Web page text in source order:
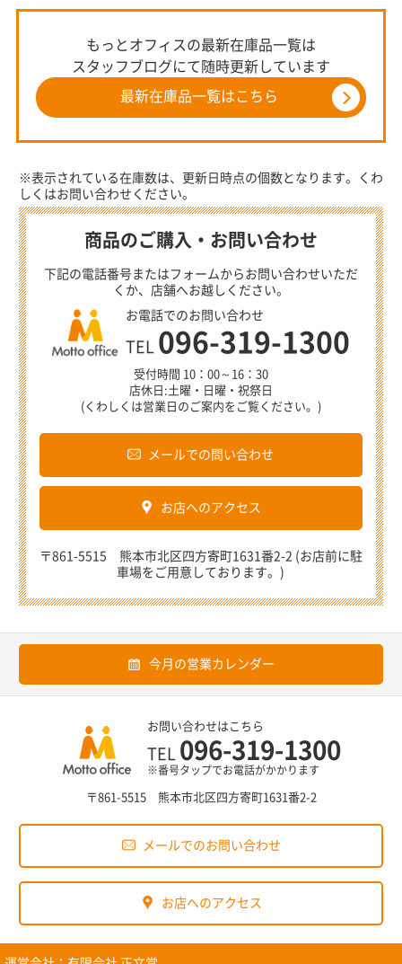
もっとオフィスの最新在庫品一覧は
スタッフブログにて随時更新しています
最新在庫品一覧はこちら
※表示されている在庫数は、更新日時点の個数となります。くわ
しくはお問い合わせください。
商品のご購入・お問い合わせ
下記の電話番号またはフォームからお問い合わせいただ
くか、店舗へお越しください。
お電話でのお問い合わせ
TEL 096-319-1300
受付時間 10：00～16：30
店休日:土曜・日曜・祝祭日
(くわしくは営業日のご案内をご覧ください。)
メールでの問い合わせ
お店へのアクセス
〒861-5515 熊本市北区四方寄町1631番2-2 (お店前に駐
車場をご用意しております。)
今月の営業カレンダー
お問い合わせはこちら
TEL 096-319-1300
※番号タップでお電話がかかります
〒861-5515 熊本市北区四方寄町1631番2-2
メールでのお問い合わせ
お店へのアクセス